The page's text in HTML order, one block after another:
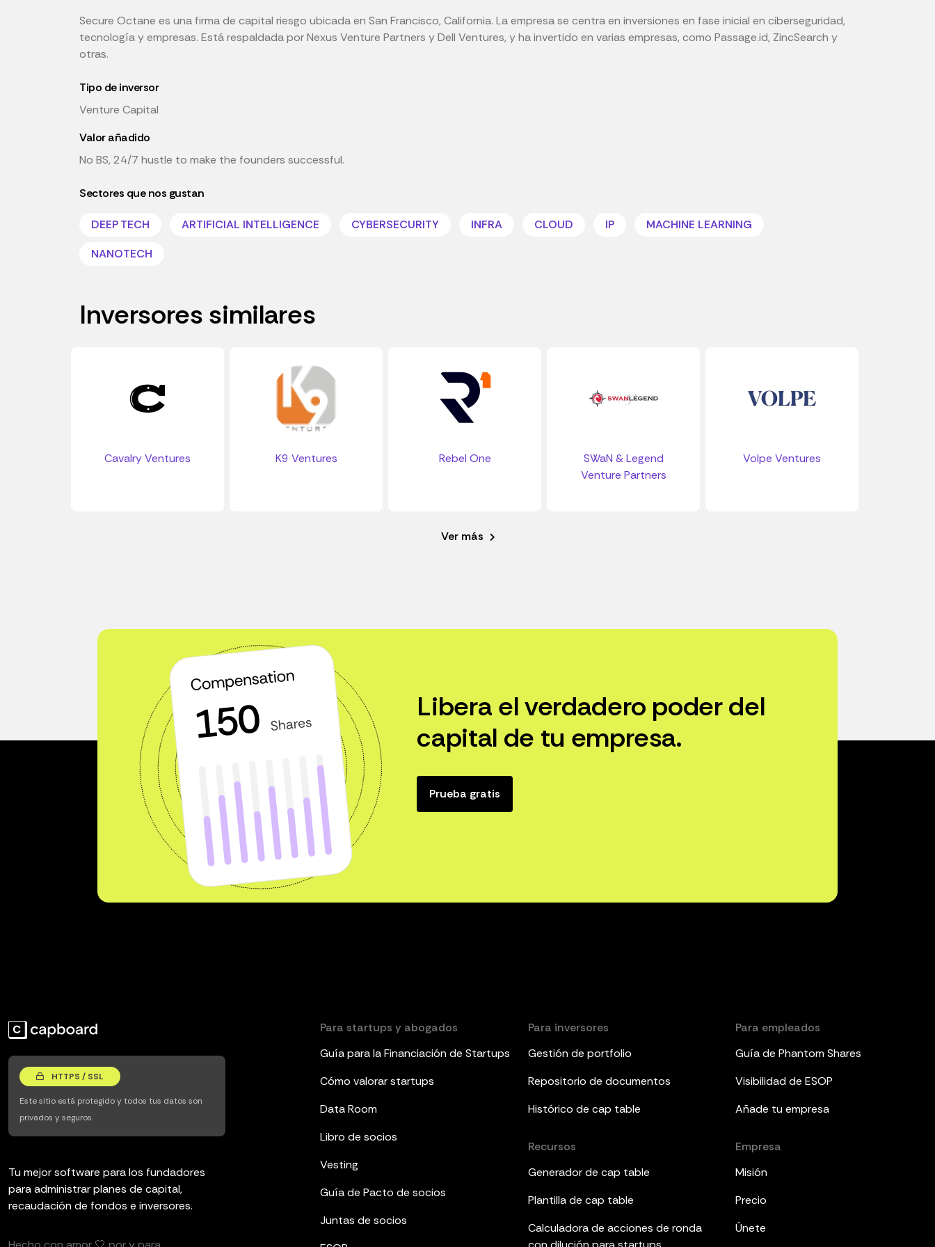
Secure Octane es una firma de capital riesgo ubicada en San Francisco, California. La empresa se centra en inversiones en fase inicial en ciberseguridad,
tecnología y empresas. Está respaldada por Nexus Venture Partners y Dell Ventures, y ha invertido en varias empresas, como Passage.id, ZincSearch y
otras.
Tipo de inversor
Venture Capital
Valor añadido
No BS, 24/7 hustle to make the founders successful.
Sectores que nos gustan
DEEP TECH ARTIFICIAL INTELLIGENCE CYBERSECURITY INFRA CLOUD IP
MACHINE LEARNING
NANOTECH
Inversores similares
Cavalry Ventures K9 Ventures Rebel One
SWaN & Legend
Venture Partners
Volpe Ventures
Ver más
Libera el verdadero poder del
capital de tu empresa.
Prueba gratis
HTTPS / SSL
Este sitio está protegido y todos tus datos son
privados y seguros.
Tu mejor software para los fundadores
para administrar planes de capital,
recaudación de fondos e inversores.
Para startups y abogados
Guía para la Financiación de Startups
Cómo valorar startups
Data Room
Libro de socios
Vesting
Guía de Pacto de socios
Juntas de socios
Para inversores
Gestión de portfolio
Repositorio de documentos
Histórico de cap table
Recursos
Generador de cap table
Plantilla de cap table
Calculadora de acciones de ronda
Para empleados
Guía de Phantom Shares
Visibilidad de ESOP
Añade tu empresa
Empresa
Misión
Precio
Únete